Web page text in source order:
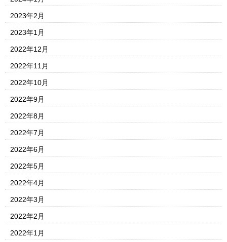
2023年2月
2023年1月
2022年12月
2022年11月
2022年10月
2022年9月
2022年8月
2022年7月
2022年6月
2022年5月
2022年4月
2022年3月
2022年2月
2022年1月